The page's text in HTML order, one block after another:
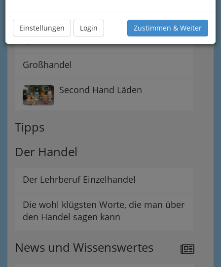
Einstellungen Login Zustimmen & Weiter
Spezielles Einkaufen und Schenken
Großhandel
Second Hand Läden
Tipps
Der Handel
Der Lehrberuf Einzelhandel
Die wohl klügsten Worte, die man über
den Handel sagen kann
News und Wissenswertes